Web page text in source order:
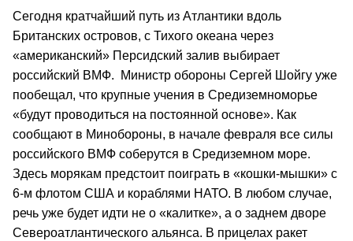
Сегодня кратчайший путь из Атлантики вдоль
Британских островов, с Тихого океана через
«американский» Персидский залив выбирает
российский ВМФ. Министр обороны Сергей Шойгу уже
пообещал, что крупные учения в Средиземноморье
«будут проводиться на постоянной основе». Как
сообщают в Минобороны, в начале февраля все силы
российского ВМФ соберутся в Средиземном море.
Здесь морякам предстоит поиграть в «кошки-мышки» с
6-м флотом США и кораблями НАТО. В любом случае,
речь уже будет идти не о «калитке», а о заднем дворе
Североатлантического альянса. В прицелах ракет